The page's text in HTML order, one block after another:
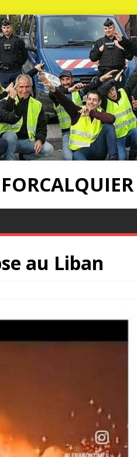
au Liban